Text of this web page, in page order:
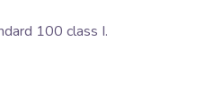
100 class I.